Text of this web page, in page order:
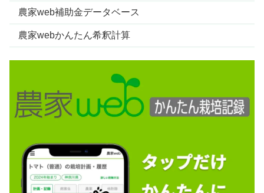
農家web補助金データベース
農家webかんたん希釈計算